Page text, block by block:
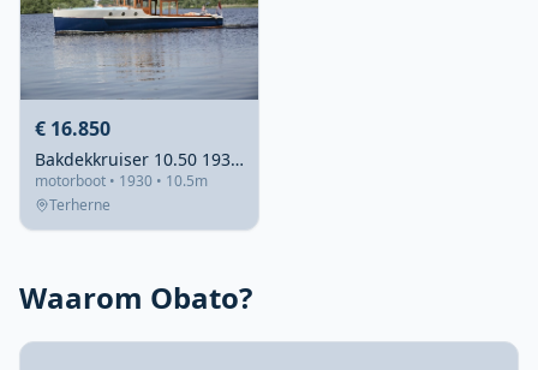
€ 16.850
Bakdekkruiser 10.50 1930 – Ex-douaneschip Bodensee
motorboot • 1930 • 10.5m
Terherne
Waarom Obato?